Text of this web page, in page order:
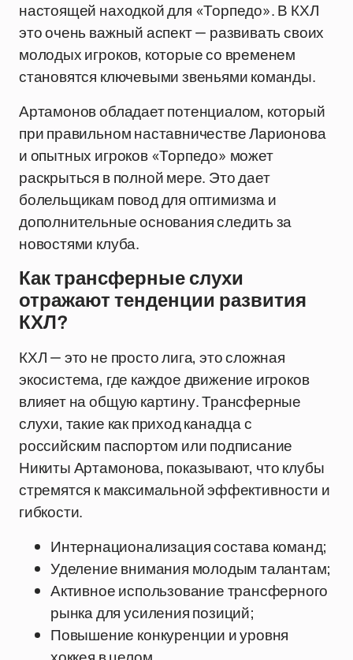
настоящей находкой для «Торпедо». В КХЛ
это очень важный аспект — развивать своих
молодых игроков, которые со временем
становятся ключевыми звеньями команды.
Артамонов обладает потенциалом, который
при правильном наставничестве Ларионова
и опытных игроков «Торпедо» может
раскрыться в полной мере. Это дает
болельщикам повод для оптимизма и
дополнительные основания следить за
новостями клуба.
Как трансферные слухи
отражают тенденции развития
КХЛ?
КХЛ — это не просто лига, это сложная
экосистема, где каждое движение игроков
влияет на общую картину. Трансферные
слухи, такие как приход канадца с
российским паспортом или подписание
Никиты Артамонова, показывают, что клубы
стремятся к максимальной эффективности и
гибкости.
Интернационализация состава команд;
Уделение внимания молодым талантам;
Активное использование трансферного
рынка для усиления позиций;
Повышение конкуренции и уровня